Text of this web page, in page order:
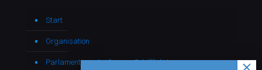
Start
Organisation
Parlamentarische Gruppe Schifffahrt